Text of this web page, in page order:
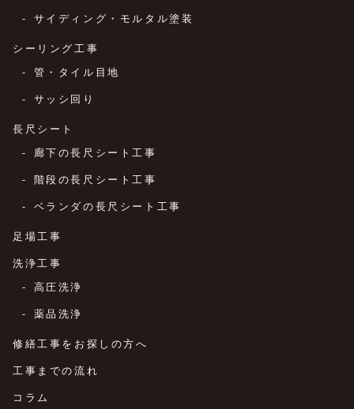
サイディング・モルタル塗装
シーリング工事
管・タイル目地
サッシ回り
長尺シート
廊下の長尺シート工事
階段の長尺シート工事
ベランダの長尺シート工事
足場工事
洗浄工事
高圧洗浄
薬品洗浄
修繕工事をお探しの方へ
工事までの流れ
コラム